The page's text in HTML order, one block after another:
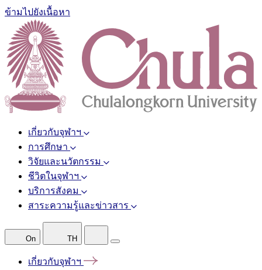
ข้ามไปยังเนื้อหา
เกี่ยวกับจุฬาฯ
การศึกษา
วิจัยและนวัตกรรม
ชีวิตในจุฬาฯ
บริการสังคม
สาระความรู้และข่าวสาร
On TH
เกี่ยวกับจุฬาฯ